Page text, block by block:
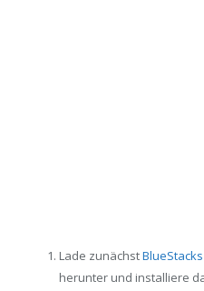
Lade zunächstBlueStacks
herunter und installiere